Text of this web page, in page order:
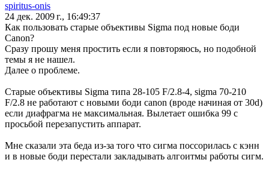
spiritus-onis
24 дек. 2009 г., 16:49:37
Как пользовать старые объективы Sigma под новые боди
Canon?
Сразу прошу меня простить если я повторяюсь, но подобной
темы я не нашел.
Далее о проблеме.
Старые объективы Sigma типа 28-105 F/2.8-4, sigma 70-210
F/2.8 не работают с новыми боди canon (вроде начиная от 30d)
если диафрагма не максимальная. Вылетает ошибка 99 с
просьбой перезапустить аппарат.
Мне сказали эта беда из-за того что сигма поссорилась с кэнн
и в новые боди перестали закладывать алгоитмы работы сигм.